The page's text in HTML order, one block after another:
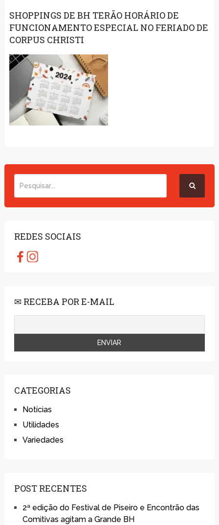
SHOPPINGS DE BH TERÃO HORÁRIO DE
FUNCIONAMENTO ESPECIAL NO FERIADO DE
CORPUS CHRISTI
REDES SOCIAIS
✉ RECEBA POR E-MAIL
CATEGORIAS
Notícias
Utilidades
Variedades
POST RECENTES
2ª edição do Festival de Piseiro e Encontrão das
Comitivas agitam a Grande BH